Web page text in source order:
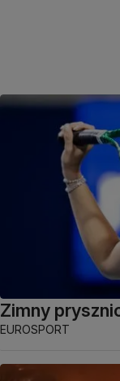
Zimny
EUROSPORT